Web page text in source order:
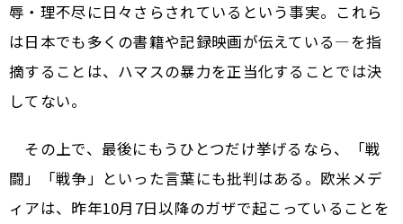
辱・理不尽に日々さらされているという事実。これら
は日本でも多くの書籍や記録映画が伝えている―を指
摘することは、ハマスの暴力を正当化することでは決
してない。
その上で、最後にもうひとつだけ挙げるなら、「戦
闘」「戦争」といった言葉にも批判はある。欧米メデ
ィアは、昨年10月7日以降のガザで起こっていることを